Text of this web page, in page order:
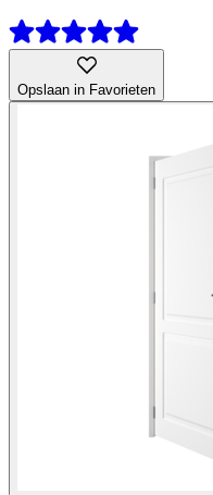
Opslaan in Favorieten